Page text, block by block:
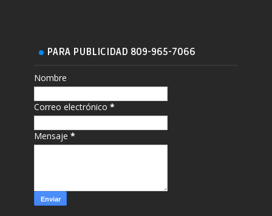
PARA PUBLICIDAD 809-965-7066
Nombre
Correo electrónico*
Mensaje*